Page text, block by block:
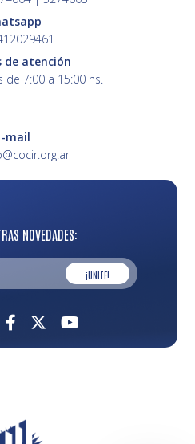
NOVEDADES:
¡UNITE!
de atención
de 7:00 a 15:00 hs.
mail